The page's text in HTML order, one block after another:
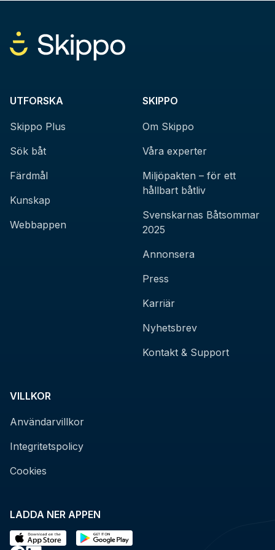
LADDA NER APPEN
UTFORSKA
Skippo Plus
Sök båt
Färdmål
Kunskap
Webbappen
SKIPPO
Om Skippo
Våra experter
Miljöpakten – för ett
hållbart båtliv
Svenskarnas Båtsommar
2025
Annonsera
Press
Karriär
Nyhetsbrev
Kontakt & Support
VILLKOR
Användarvillkor
Integritetspolicy
Cookies